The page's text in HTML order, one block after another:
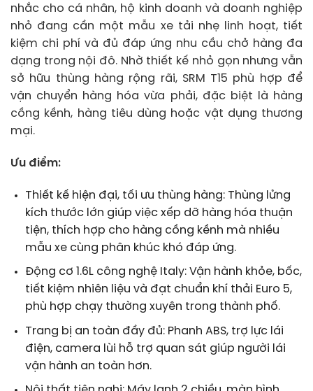
nhắc cho cá nhân, hộ kinh doanh và doanh nghiệp
nhỏ đang cần một mẫu xe tải nhẹ linh hoạt, tiết
kiệm chi phí và đủ đáp ứng nhu cầu chở hàng đa
dạng trong nội đô. Nhờ thiết kế nhỏ gọn nhưng vẫn
sở hữu thùng hàng rộng rãi, SRM T15 phù hợp để
vận chuyển hàng hóa vừa phải, đặc biệt là hàng
cồng kềnh, hàng tiêu dùng hoặc vật dụng thương
mại.
Ưu điểm:
Thiết kế hiện đại, tối ưu thùng hàng: Thùng lửng
kích thước lớn giúp việc xếp dỡ hàng hóa thuận
tiện, thích hợp cho hàng cồng kềnh mà nhiều
mẫu xe cùng phân khúc khó đáp ứng.
Động cơ 1.6L công nghệ Italy: Vận hành khỏe, bốc,
tiết kiệm nhiên liệu và đạt chuẩn khí thải Euro 5,
phù hợp chạy thường xuyên trong thành phố.
Trang bị an toàn đầy đủ: Phanh ABS, trợ lực lái
điện, camera lùi hỗ trợ quan sát giúp người lái
vận hành an toàn hơn.